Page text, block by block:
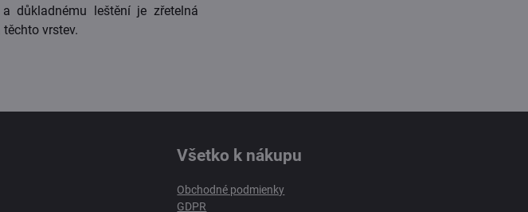
důkladnému leštění je zřetelná
vrstev.
Všetko k nákupu
Obchodné podmienky
GDPR